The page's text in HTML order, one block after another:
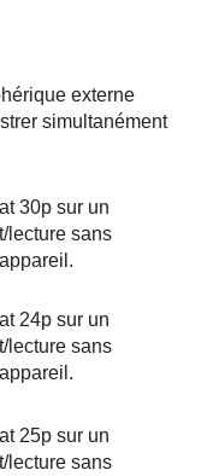
externe
simultanément
30p sur un
lecture sans
24p sur un
lecture sans
25p sur un
lecture sans